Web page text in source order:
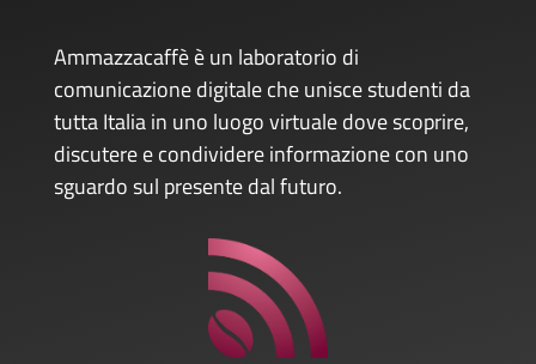
Ammazzacaffè è un laboratorio di
comunicazione digitale che unisce studenti da
tutta Italia in uno luogo virtuale dove scoprire,
discutere e condividere informazione con uno
sguardo sul presente dal futuro.